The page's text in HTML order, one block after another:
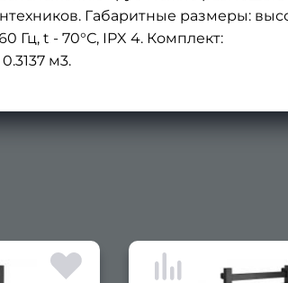
Габаритные размеры:
Гц, t - 70°С, IPX 4. Комплект:
м3.